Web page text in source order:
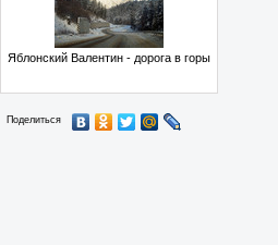
Яблонский Валентин - дорога в горы
Поделиться